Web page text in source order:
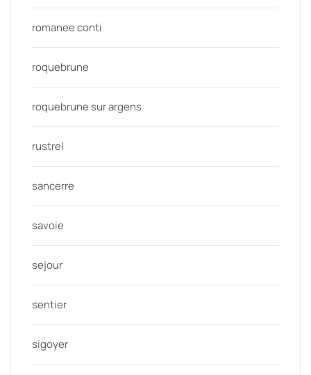
romanee conti
roquebrune
roquebrune sur argens
rustrel
sancerre
savoie
sejour
sentier
sigoyer